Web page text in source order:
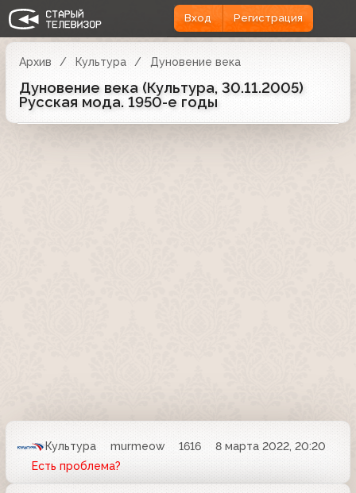
Вход Регистрация
Архив Культура Дуновение века
Дуновение века (Культура, 30.11.2005)
Русская мода. 1950-е годы
Культура murmeow 1616
8 марта 2022, 20:20
Есть проблема?